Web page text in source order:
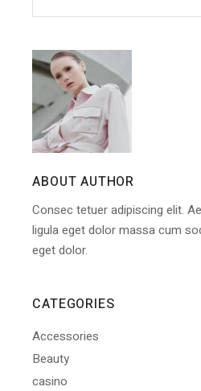
ABOUT AUTHOR
Consec tetuer adipiscing elit.
ligula eget dolor massa cum
eget dolor.
CATEGORIES
Accessories
Beauty
casino